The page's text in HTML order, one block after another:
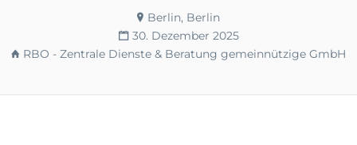
Berlin, Berlin
30. Dezember 2025
RBO - Zentrale Dienste & Beratung gemeinnützige GmbH